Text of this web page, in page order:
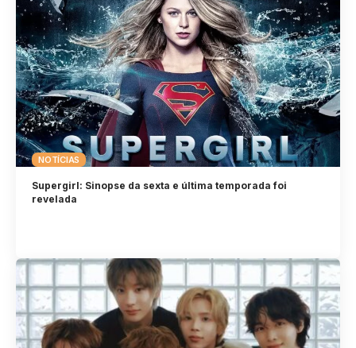
NOTÍCIAS
Supergirl: Sinopse da sexta e última temporada foi
revelada